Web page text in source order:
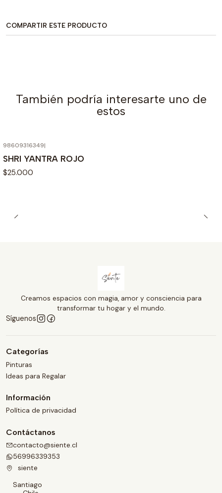
COMPARTIR ESTE PRODUCTO
También podría interesarte uno de
estos
98609316349|
SHRI YANTRA ROJO
$25.000
Creamos espacios con magia, amor y consciencia para
transformar tu hogar y el mundo.
Síguenos
Categorías
Pinturas
Ideas para Regalar
Información
Política de privacidad
Contáctanos
contacto@siente.cl
56996339353
siente
Santiago